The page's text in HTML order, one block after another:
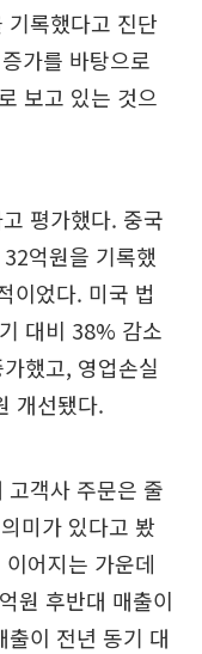
기록했다고 진단
가를 바탕으로
보고 있는 것으
평가했다. 중국
억원을 기록했
이었다. 미국 법
대비 38% 감소
했고, 영업손실
개선됐다.
고객사 주문은 줄
미가 있다고 봤
어지는 가운데
원 후반대 매출이
이 전년 동기 대